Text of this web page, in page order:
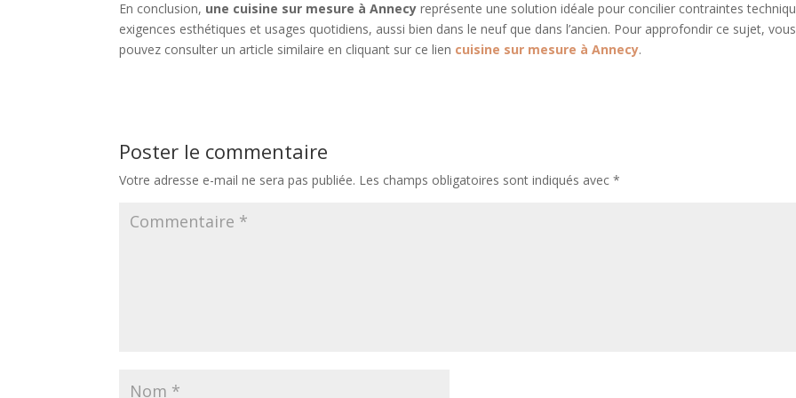
En conclusion, une cuisine sur mesure à Annecy représente une solution idéale pour concilier contraintes
exigences esthétiques et usages quotidiens, aussi bien dans le neuf que dans l’ancien. Pour approfondir ce sujet, vous
pouvez consulter un article similaire en cliquant sur ce lien cuisine sur mesure à Annecy.
Poster le commentaire
Votre adresse e-mail ne sera pas publiée. Les champs obligatoires sont indiqués avec*